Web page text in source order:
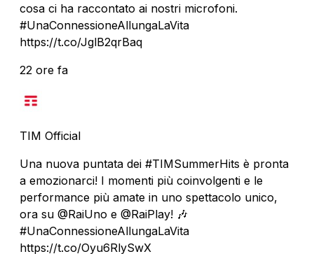
cosa ci ha raccontato ai nostri microfoni.
#UnaConnessioneAllungaLaVita
https://t.co/JglB2qrBaq
22 ore fa
TIM Official
Una nuova puntata dei #TIMSummerHits è pronta
a emozionarci! I momenti più coinvolgenti e le
performance più amate in uno spettacolo unico,
ora su @RaiUno e @RaiPlay! 🎶
#UnaConnessioneAllungaLaVita
https://t.co/Oyu6RlySwX